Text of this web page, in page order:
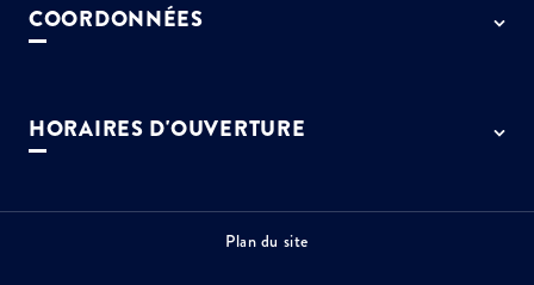
COORDONNÉES
01 64 13 55 55
HORAIRES D'OUVERTURE
de 9h à 12h et de 14h à 17h30
Plan du site